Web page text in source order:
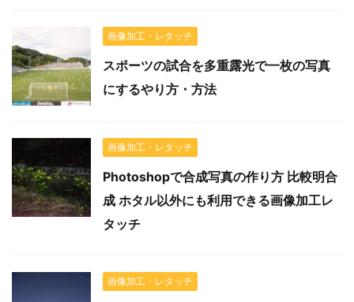
画像加工・レタッチ
スポーツの試合を多重露光で一枚の写真
にするやり方・方法
画像加工・レタッチ
Photoshopで合成写真の作り方 比較明合
成 ホタル以外にも利用できる画像加工レ
タッチ
画像加工・レタッチ